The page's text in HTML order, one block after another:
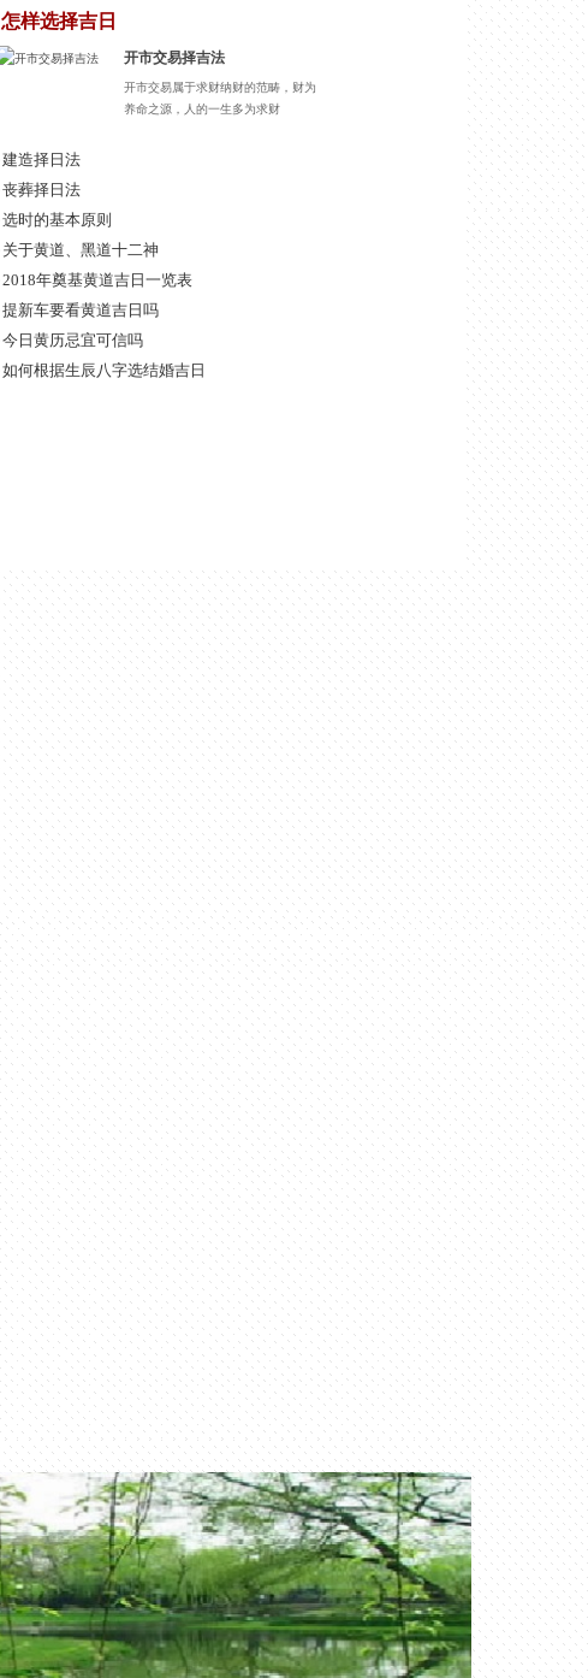
怎样选择吉日
开市交易择吉法
开市交易属于求财纳财的范畴，财为
养命之源，人的一生多为求财
建造择日法
丧葬择日法
选时的基本原则
关于黄道、黑道十二神
2018年奠基黄道吉日一览表
提新车要看黄道吉日吗
今日黄历忌宜可信吗
如何根据生辰八字选结婚吉日